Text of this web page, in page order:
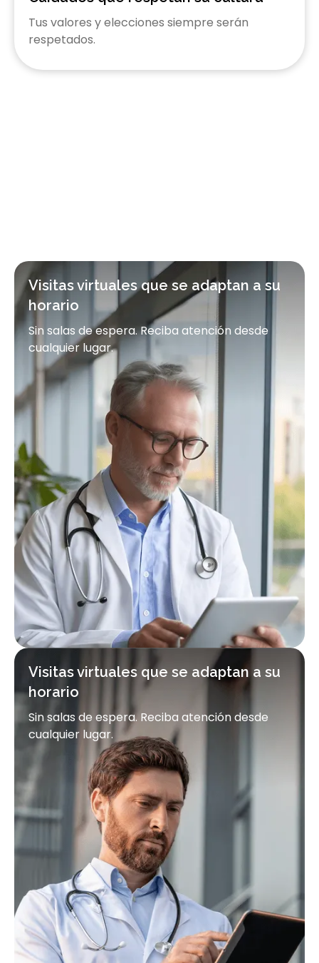
Tus valores y elecciones siempre serán
respetados.
Visitas virtuales que se adaptan a su
horario
Sin salas de espera. Reciba atención desde
cualquier lugar.
Visitas virtuales que se adaptan a su
horario
Sin salas de espera. Reciba atención desde
cualquier lugar.
Visitas virtuales que se adaptan a su
horario
Sin salas de espera. Reciba atención desde
cualquier lugar.